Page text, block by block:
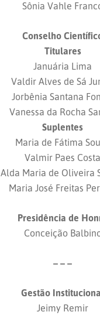
Sônia Vahle
Conselho
Titulares
Januária Lima
Valdir Alves de Sá
Jorbênia Santana
Vanessa da Rocha
Suplentes
Maria de Fátima
Valmir Paes Costa
Alda Maria de Oliveira
Maria José Freitas
Presidência de
Conceição
– – –
Gestão
Jeimy Remir